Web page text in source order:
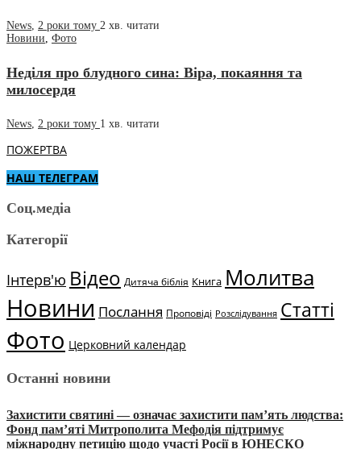
News 2 роки тому 2 хв. читати
Новини Фото
Неділя про блудного сина: Віра, покаяння та
милосердя
News 2 роки тому 1 хв. читати
ПОЖЕРТВА
НАШ ТЕЛЕГРАМ
Соц.медіа
Категорії
Інтерв'ю Відео Дитяча біблія Книга Молитва
Новини Послання Проповіді Розслідування Статті
Фото Церковний календар
Останні новини
Захистити святині — означає захистити пам’ять людства:
Фонд пам’яті Митрополита Мефодія підтримує
міжнародну петицію щодо участі Росії в ЮНЕСКО